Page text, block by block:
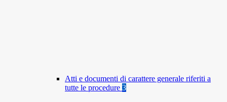
Atti e documenti di carattere generale riferiti a
tutte le procedure 3